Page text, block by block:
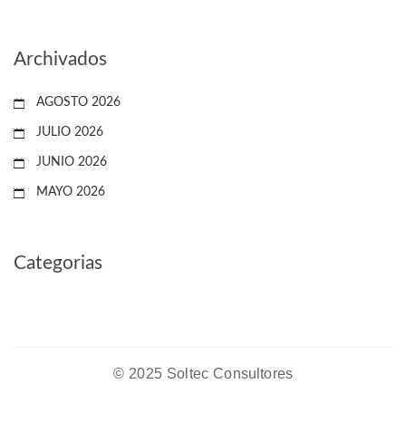
Archivados
AGOSTO 2026
JULIO 2026
JUNIO 2026
MAYO 2026
Categorias
© 2025 Soltec Consultores